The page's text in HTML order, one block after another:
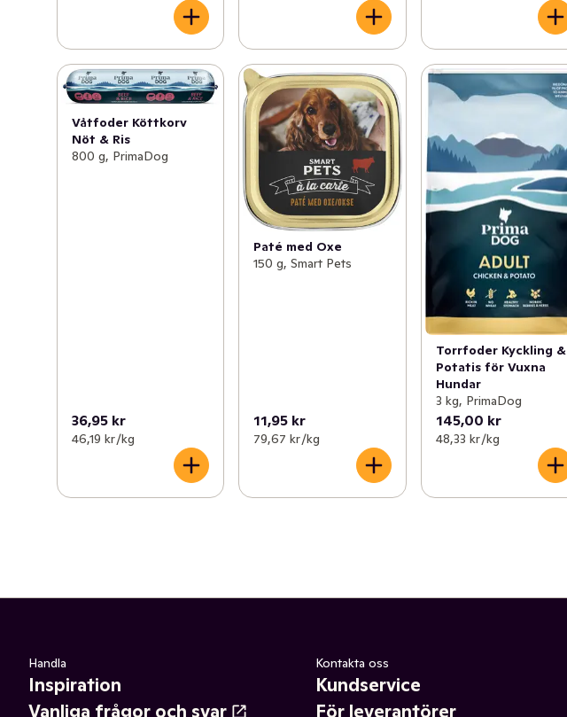
Våtfoder Köttkorv
Nöt & Ris
800 g, PrimaDog
36,95 kr
46,19 kr /kg
Paté med Oxe
150 g, Smart Pets
11,95 kr
79,67 kr /kg
Torrfoder Kyckling &
Potatis för Vuxna
Hundar
3 kg, PrimaDog
145,00 kr
48,33 kr /kg
Handla
Inspiration
Vanliga frågor och svar
Kontakta oss
Kundservice
För leverantörer